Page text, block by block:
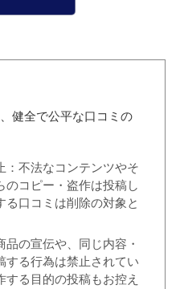
健全で公平な口コミの
：不法なコンテンツやそ
のコピー・盗作は投稿し
る口コミは削除の対象と
の宣伝や、同じ内容・
する行為は禁止されてい
する目的の投稿もお控え